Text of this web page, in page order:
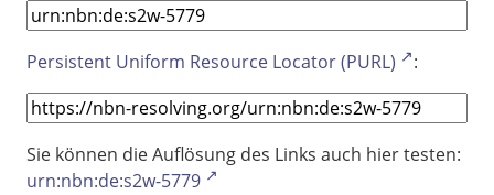
Noch keine Suchworte
Persistent Uniform Resource Locator (PURL) :
Sie können die Auflösung des Links auch hier testen:
urn:nbn:de:s2w-5779